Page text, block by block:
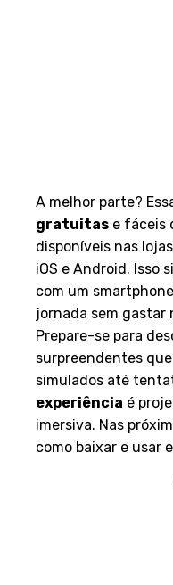
A melhor parte?
gratuitas e fáceis
disponíveis nas
iOS e Android. Isso
com um
jornada sem gastar
Prepare-se para
surpreendentes
simulados até
experiência é
imersiva. Nas
como baixar e usar